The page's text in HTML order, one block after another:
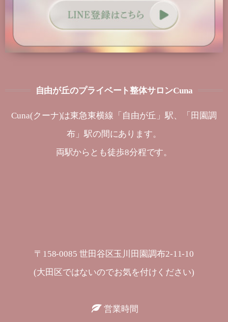
自由が丘のプライベート整体サロンCuna
Cuna(クーナ)は東急東横線「自由が丘」駅、「田園調
布」駅の間にあります。
両駅からとも徒歩8分程です。
〒158-0085 世田谷区玉川田園調布2-11-10
(大田区ではないのでお気を付けください)
営業時間